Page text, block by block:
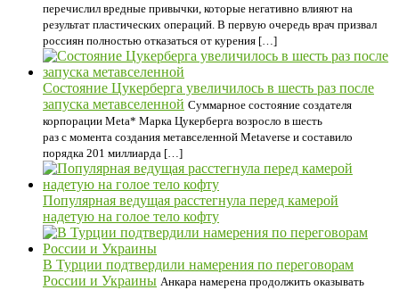
перечислил вредные привычки, которые негативно влияют на
результат пластических операций. В первую очередь врач призвал
россиян полностью отказаться от курения […]
Состояние Цукерберга увеличилось в шесть раз после
запуска метавселенной Суммарное состояние создателя
корпорации Meta* Марка Цукерберга возросло в шесть
раз с момента создания метавселенной Metaverse и составило
порядка 201 миллиарда […]
Популярная ведущая расстегнула перед камерой
надетую на голое тело кофту
В Турции подтвердили намерения по переговорам
России и Украины Анкара намерена продолжить оказывать